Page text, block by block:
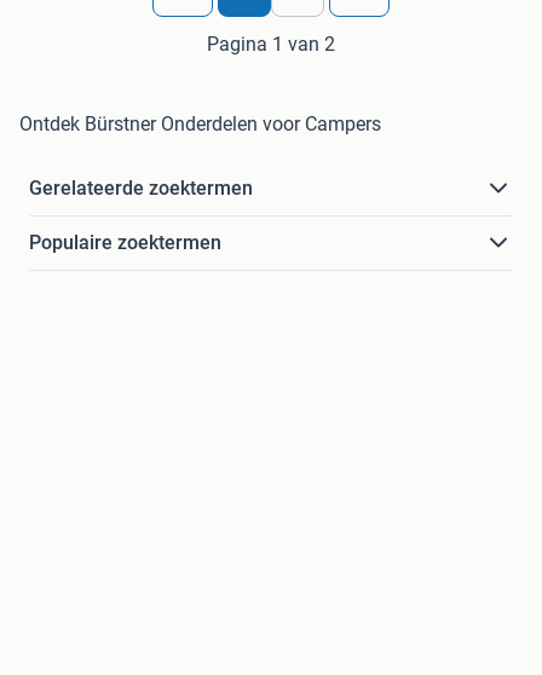
Pagina 1 van 2
Ontdek Bürstner Onderdelen voor Campers
Gerelateerde zoektermen
Populaire zoektermen